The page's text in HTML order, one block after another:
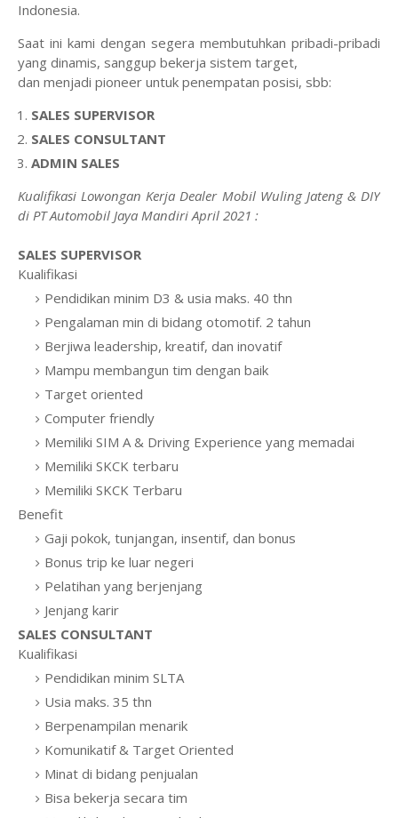
Indonesia.
Saat ini kami dengan segera membutuhkan pribadi-pribadi
yang dinamis, sanggup bekerja sistem target,
dan menjadi pioneer untuk penempatan posisi, sbb:
SALES SUPERVISOR
SALES CONSULTANT
ADMIN SALES
Kualifikasi Lowongan Kerja Dealer Mobil Wuling Jateng & DIY
di PT Automobil Jaya Mandiri April 2021 :
SALES SUPERVISOR
Kualifikasi
Pendidikan minim D3 & usia maks. 40 thn
Pengalaman min di bidang otomotif. 2 tahun
Berjiwa leadership, kreatif, dan inovatif
Mampu membangun tim dengan baik
Target oriented
Computer friendly
Memiliki SIM A & Driving Experience yang memadai
Memiliki SKCK terbaru
Memiliki SKCK Terbaru
Benefit
Gaji pokok, tunjangan, insentif, dan bonus
Bonus trip ke luar negeri
Pelatihan yang berjenjang
Jenjang karir
SALES CONSULTANT
Kualifikasi
Pendidikan minim SLTA
Usia maks. 35 thn
Berpenampilan menarik
Komunikatif & Target Oriented
Minat di bidang penjualan
Bisa bekerja secara tim